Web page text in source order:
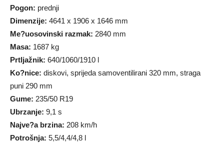
Pogon: prednji
Dimenzije: 4641 x 1906 x 1646 mm
Me?uosovinski razmak: 2840 mm
Masa: 1687 kg
Prtljažnik: 640/1060/1910 l
Ko?nice: diskovi, sprijeda samoventilirani 320 mm, straga
puni 290 mm
Gume: 235/50 R19
Ubrzanje: 9,1 s
Najve?a brzina: 208 km/h
Potrošnja: 5,5/4,4/4,8 l